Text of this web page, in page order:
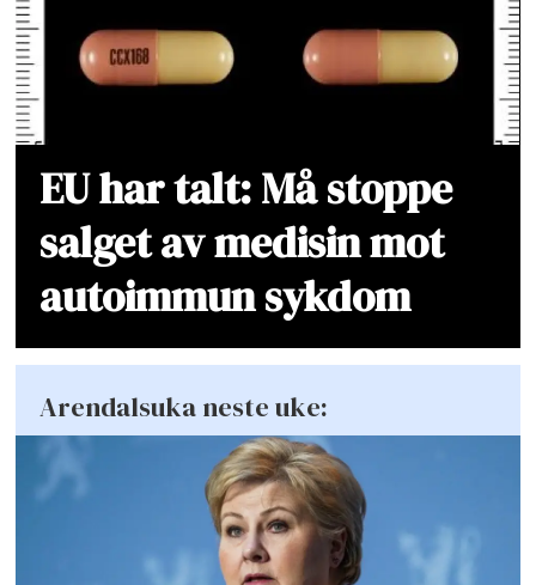
EU har talt: Må stoppe
salget av medisin mot
autoimmun sykdom
Arendalsuka neste uke: